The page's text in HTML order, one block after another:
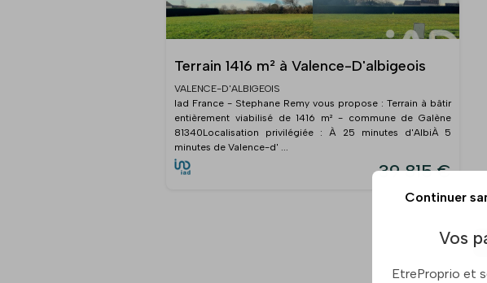
Terrain 1416 m² à Valence-D'albigeois
VALENCE-D'ALBIGEOIS
Iad France - Stephane Remy vous propose : Terrain à bâtir
entièrement viabilisé de 1416 m² - commune de Galène
81340Localisation privilégiée : À 25 minutes d'AlbiÀ 5
minutes de Valence-d' ...
39 815 €
Continuer
Vos
EtreProprio et